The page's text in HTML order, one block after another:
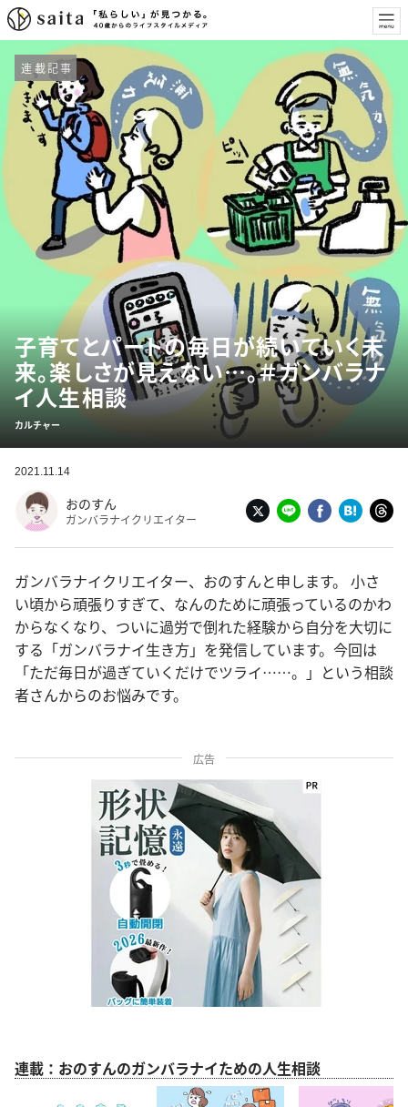
連載記事
子育てとパートの毎日が続いていく未
来。楽しさが見えない…。＃ガンバラナ
イ人生相談
カルチャー
2021.11.14
おのすん
ガンバラナイクリエイター
ガンバラナイクリエイター、おのすんと申します。 小さ
い頃から頑張りすぎて、なんのために頑張っているのかわ
からなくなり、ついに過労で倒れた経験から自分を大切に
する「ガンバラナイ生き方」を発信しています。今回は
「ただ毎日が過ぎていくだけでツライ……。」という相談
者さんからのお悩みです。
広告
連載：おのすんのガンバラナイための人生相談